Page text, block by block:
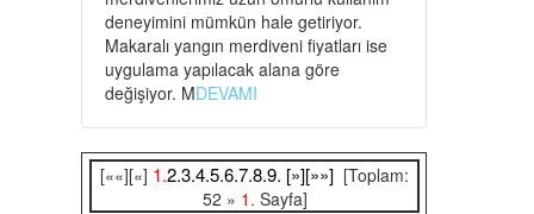
deneyimini mümkün hale getiriyor.
Makaralı yangın merdiveni fiyatları ise
uygulama yapılacak alana göre
değişiyor. MDEVAMI
[««][«] 1.2.3.4.5.6.7.8.9. [»][»»] [Toplam:
52 » 1. Sayfa]